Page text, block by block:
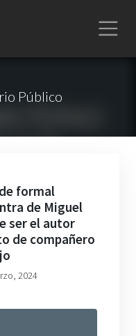
Público
formal
de Miguel
ser el autor
de compañero
2024